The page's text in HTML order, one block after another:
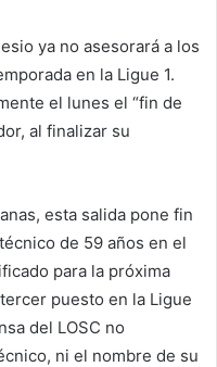
ya no asesorará a los
en la Ligue 1.
el lunes el “fin de
al finalizar su
esta salida pone fin
de 59 años en el
para la próxima
puesto en la Ligue
del LOSC no
ni el nombre de su